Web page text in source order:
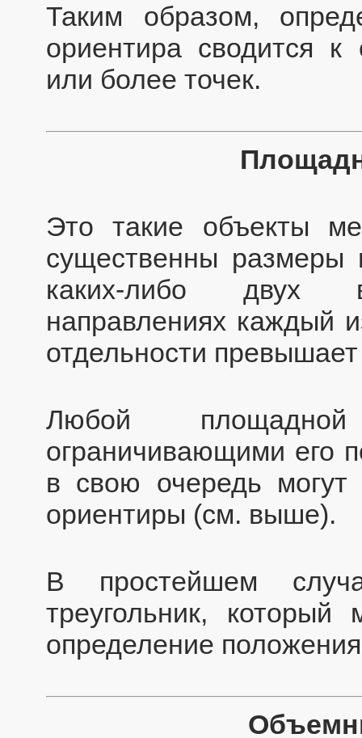
Таким образом,
ориентира сводится
или более точек.
Это такие объекты
существенны
каких-либо двух
направлениях каждый
отдельности
Любой
ограничивающими его
в свою очередь
ориентиры (см. выше).
В простейшем
треугольник,
определение положения